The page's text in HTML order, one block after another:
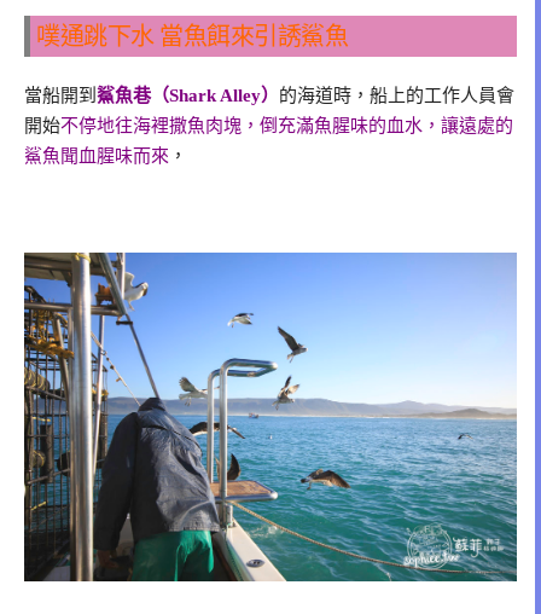
噗通跳下水 當魚餌來引誘鯊魚
當船開到 鯊魚巷（Shark Alley） 的海道時，船上的工作人員會
開始不停地往海裡撒魚肉塊，倒充滿魚腥味的血水，讓遠處的
鯊魚聞血腥味而來 ，